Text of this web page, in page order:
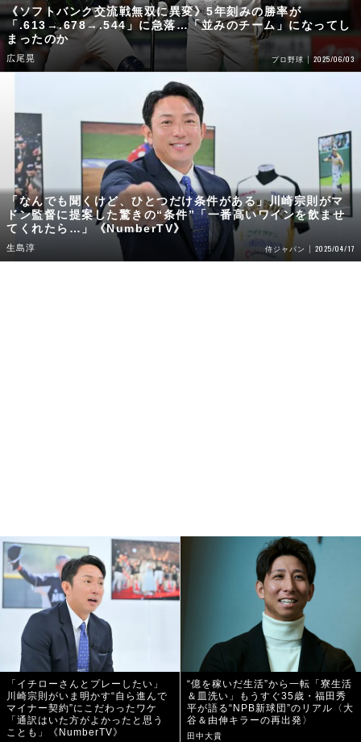
《ソフトバンク交流戦無双に異変》5年刻みの勝率が
「.613→.678→.544」に急落…「並みのチーム」になってし
まったのか
広尾晃 プロ野球 2025/06/03
「なんでも聞くけど、ひとつだけ条件がある」川崎宗則がマ
ドン監督に提案した驚きの“条件”「一番高いワインを飲ませ
てくれたら…」《NumberTV》
生島淳 侍ジャパン 2025/04/17
「イチローさんとプレーしたい」
川崎宗則がいま明かす“自ら進んで
マイナー契約”にこだわったワケ
「通訳はいた方がよかったと思う
ことも」《NumberTV》
“億を稼いだ生活”から一転「寮生活
＆皿洗い」もうすぐ35歳・福田秀
平が語る“NPB新球団”のリアル〈大
谷＆由伸キラーの再出発〉
田中大貴